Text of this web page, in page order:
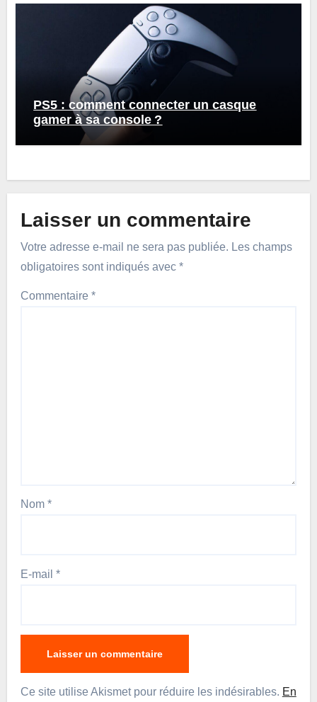
PS5 : comment connecter un casque
gamer à sa console ?
Laisser un commentaire
Votre adresse e-mail ne sera pas publiée. Les champs
obligatoires sont indiqués avec *
Commentaire *
Nom *
E-mail *
Ce site utilise Akismet pour réduire les indésirables. En